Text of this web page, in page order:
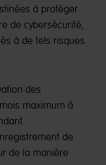
à protéger
de cybersécurité,
à de tels risques
des
maximum à
de
de la manière